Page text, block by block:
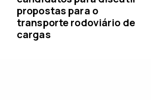
propostas para o
transporte rodoviário de
cargas